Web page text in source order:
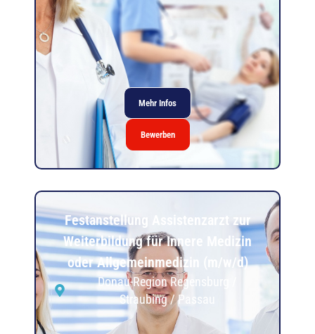
Mehr Infos
Bewerben
Festanstellung Assistenzarzt zur
Weiterbildung für Innere Medizin
oder Allgemeinmedizin (m/w/d)
Donau-Region Regensburg /
Straubing / Passau